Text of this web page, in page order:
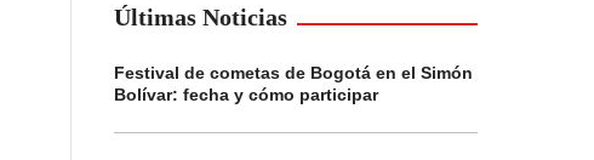
Últimas Noticias
Festival de cometas de Bogotá en el Simón
Bolívar: fecha y cómo participar